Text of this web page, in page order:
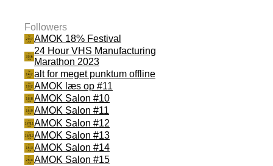
Followers
AMOK 18% Festival
24 Hour VHS Manufacturing
Marathon 2023
alt for meget punktum offline
AMOK læs op #11
AMOK Salon #10
AMOK Salon #11
AMOK Salon #12
AMOK Salon #13
AMOK Salon #14
AMOK Salon #15